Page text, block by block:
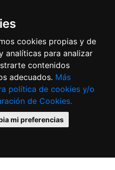
cookies propias y de
analíticas para analizar
contenidos
adecuados. Más
política de cookies y/o
de Cookies.
mi preferencias